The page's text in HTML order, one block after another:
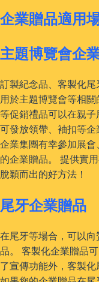
企業贈品適用
主題博覽會企
訂製紀念品、客製化
用於主題博覽會等相
等促銷禮品可以在親
可發放領帶、袖扣等
企業集團有幸參加展
的企業贈品。 提供實
脫穎而出的好方法！
尾牙企業贈品
在尾牙等場合，可以
品。 客製化企業贈品
了宣傳功能外，客製